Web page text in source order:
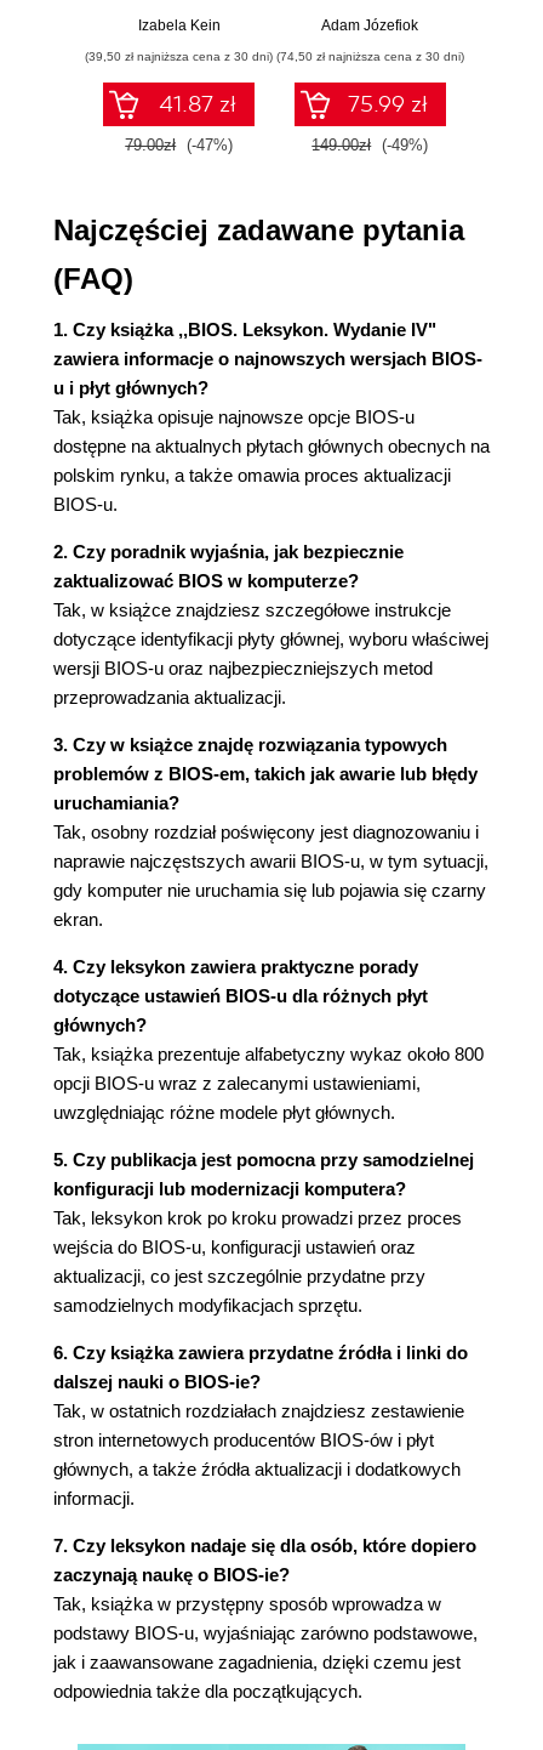
Producenci BIOS-ów - bardziej i mniej znani (225)
Strony przydatne w trakcie poszukiwania
informacji o BIOS-ie i plików z uaktualnieniami,
identyfikacji płyt głównych oraz ogólnych
problemów z BIOS-em (225)
Zakończenie (227)
przykłady i
Izabela Kein
(39,50 zł najniższa cena z 30 dni)
41.87 zł
79.00zł (-47%)
Adam Józefiok
(74,50 zł najniższa cena z 30 dni)
75.99 zł
149.00zł (-49%)
Najczęściej zadawane pytania
(FAQ)
1. Czy książka ,,BIOS. Leksykon. Wydanie IV"
zawiera informacje o najnowszych wersjach BIOS-
u i płyt głównych?
Tak, książka opisuje najnowsze opcje BIOS-u
dostępne na aktualnych płytach głównych obecnych na
polskim rynku, a także omawia proces aktualizacji
BIOS-u.
2. Czy poradnik wyjaśnia, jak bezpiecznie
zaktualizować BIOS w komputerze?
Tak, w książce znajdziesz szczegółowe instrukcje
dotyczące identyfikacji płyty głównej, wyboru właściwej
wersji BIOS-u oraz najbezpieczniejszych metod
przeprowadzania aktualizacji.
3. Czy w książce znajdę rozwiązania typowych
problemów z BIOS-em, takich jak awarie lub błędy
uruchamiania?
Tak, osobny rozdział poświęcony jest diagnozowaniu i
naprawie najczęstszych awarii BIOS-u, w tym sytuacji,
gdy komputer nie uruchamia się lub pojawia się czarny
ekran.
4. Czy leksykon zawiera praktyczne porady
dotyczące ustawień BIOS-u dla różnych płyt
głównych?
Tak, książka prezentuje alfabetyczny wykaz około 800
opcji BIOS-u wraz z zalecanymi ustawieniami,
uwzględniając różne modele płyt głównych.
5. Czy publikacja jest pomocna przy samodzielnej
konfiguracji lub modernizacji komputera?
Tak, leksykon krok po kroku prowadzi przez proces
wejścia do BIOS-u, konfiguracji ustawień oraz
aktualizacji, co jest szczególnie przydatne przy
samodzielnych modyfikacjach sprzętu.
6. Czy książka zawiera przydatne źródła i linki do
dalszej nauki o BIOS-ie?
Tak, w ostatnich rozdziałach znajdziesz zestawienie
stron internetowych producentów BIOS-ów i płyt
głównych, a także źródła aktualizacji i dodatkowych
informacji.
7. Czy leksykon nadaje się dla osób, które dopiero
zaczynają naukę o BIOS-ie?
Tak, książka w przystępny sposób wprowadza w
podstawy BIOS-u, wyjaśniając zarówno podstawowe,
jak i zaawansowane zagadnienia, dzięki czemu jest
odpowiednia także dla początkujących.